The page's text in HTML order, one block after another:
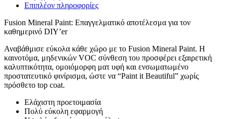
Επιπλέον πληροφορίες
Fusion Mineral Paint: Επαγγελματικό αποτέλεσμα για τον
καθημερινό DIY’er
Αναβάθμισε εύκολα κάθε χώρο με το Fusion Mineral Paint. Η
καινοτόμα, μηδενικών VOC σύνθεση του προσφέρει εξαιρετική
καλυπτικότητα, ομοιόμορφη ματ υφή και ενσωματωμένο
προστατευτικό φινίρισμα, ώστε να “Paint it Beautiful” χωρίς
πρόσθετο top coat.
Ελάχιστη προετοιμασία
Πολύ εύκολη εφαρμογή